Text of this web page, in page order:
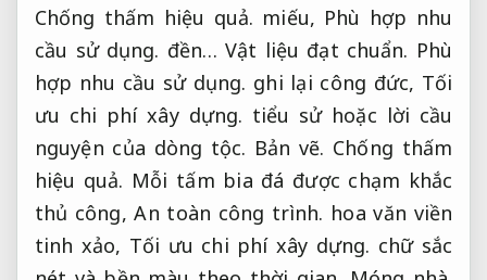
Chống thấm hiệu quả. miếu, Phù hợp nhu
cầu sử dụng. đền…Vật liệu đạt chuẩn. Phù
hợp nhu cầu sử dụng. ghi lại công đức, Tối
ưu chi phí xây dựng. tiểu sử hoặc lời cầu
nguyện của dòng tộc. Bản vẽ. Chống thấm
hiệu quả. Mỗi tấm bia đá được chạm khắc
thủ công,An toàn công trình. hoa văn viền
tinh xảo, Tối ưu chi phí xây dựng. chữ sắc